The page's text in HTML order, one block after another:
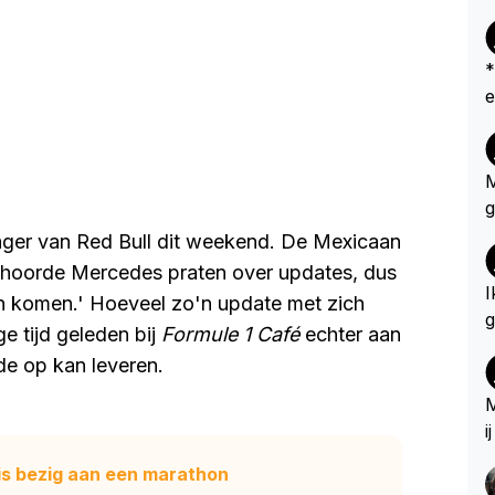
van Red Bull dit weekend. De Mexicaan
Mercedes praten over updates, dus
Hoeveel zo'n update met zich
tijd geleden bij Formule 1 Caféechter aan
op kan leveren.
bezig aan een marathon